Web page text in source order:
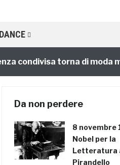
DANCE
torna di moda ma
Da non perdere
8 novembre
Nobel per la
Letteratura
Pirandello